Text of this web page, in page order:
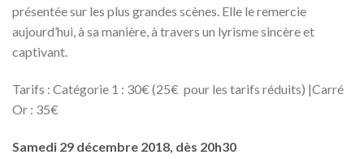
présentée sur les plus grandes scènes. Elle le remercie
aujourd’hui, à sa manière, à travers un lyrisme sincère et
captivant.
Tarifs : Catégorie 1 : 30€ (25€ pour les tarifs réduits) |Carré
Or : 35€
Samedi 29 décembre 2018, dès 20h30